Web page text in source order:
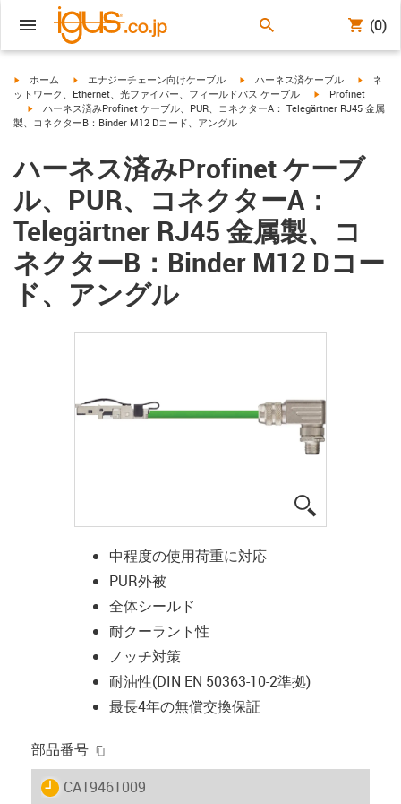
(0)
igus-icon-arrow-right
ホーム igus-icon-arrow-right
エナジーチェーン向けケーブル igus-icon-arrow-right
ハーネス済ケーブル igus-
ネ
ットワーク、Ethernet、光ファイバー、フィールドバス ケーブル
igus-icon-arrow-
Profinet
igus-icon-arrow-right
ハーネス済みProfinet ケーブル、PUR、コネクターA： Telegärtner RJ45 金属
製、コネクターB：Binder M12 Dコード、アングル
ハーネス済みProfinet ケーブ
ル、PUR、コネクターA：
Telegärtner RJ45 金属製、コ
ネクターB：Binder M12 Dコー
ド、アングル
中程度の使用荷重に対応
PUR外被
全体シールド
耐クーラント性
ノッチ対策
耐油性(DIN EN 50363-10-2準拠)
最長4年の無償交換保証
部品番号
igus-icon-lieferzeit
CAT9461009